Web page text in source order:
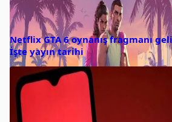
Netflix GTA 6 oynanış fragmanı
İşte yayın tarihi